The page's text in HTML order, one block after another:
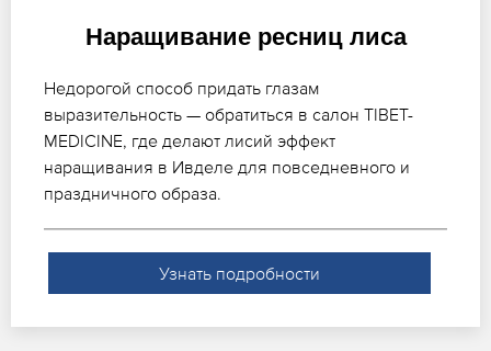
Наращивание ресниц лиса
Недорогой способ придать глазам
выразительность — обратиться в салон TIBET-
MEDICINE, где делают лисий эффект
наращивания в Ивделе для повседневного и
праздничного образа.
Узнать подробности